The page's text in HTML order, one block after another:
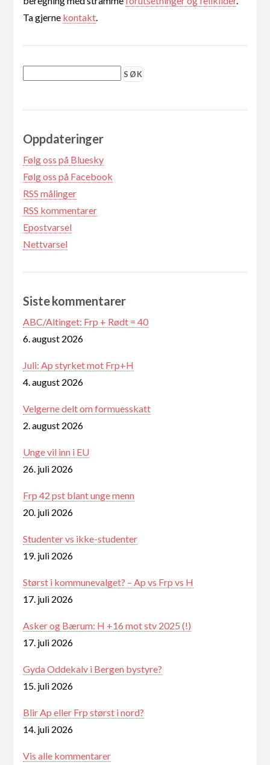
Ta gjerne kontakt.
Oppdateringer
Følg oss på Bluesky
Følg oss på Facebook
RSS målinger
RSS kommentarer
Epostvarsel
Nettvarsel
Siste kommentarer
ABC/Altinget: Frp + Rødt = 40
6. august 2026
Juli: Ap styrket mot Frp+H
4. august 2026
Velgerne delt om formuesskatt
2. august 2026
Unge vil inn i EU
26. juli 2026
Frp 42 pst blant unge menn
20. juli 2026
Studenter vs ikke-studenter
19. juli 2026
Størst i kommunevalget? – Ap vs Frp vs H
17. juli 2026
Asker og Bærum: H +16 mot stv 2025 (!)
17. juli 2026
Gyda Oddekalv i Bergen bystyre?
15. juli 2026
Blir Ap eller Frp størst i nord?
14. juli 2026
Vis alle kommentarer